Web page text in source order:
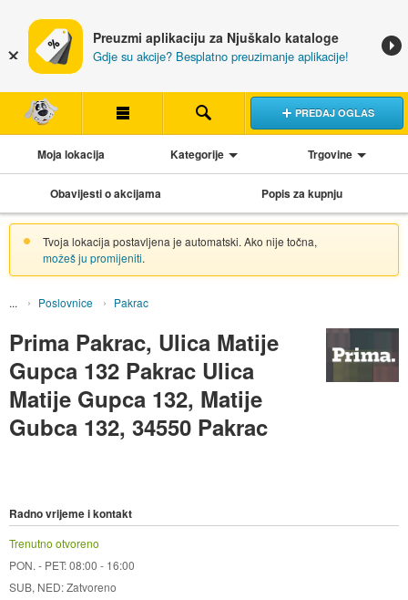
Preuzmi aplikaciju za Njuškalo kataloge
Gdje su akcije? Besplatno preuzimanje aplikacije!
PREDAJ OGLAS
Moja lokacija Kategorije Trgovine
Obavijesti o akcijama Popis za kupnju
Tvoja lokacija postavljena je automatski. Ako nije točna,
možeš ju promijeniti.
Poslovnice Pakrac
Prima Pakrac, Ulica Matije
Gupca 132 Pakrac Ulica
Matije Gupca 132, Matije
Gubca 132, 34550 Pakrac
Radno vrijeme i kontakt
Trenutno otvoreno
PON. - PET: 08:00 - 16:00
SUB, NED: Zatvoreno